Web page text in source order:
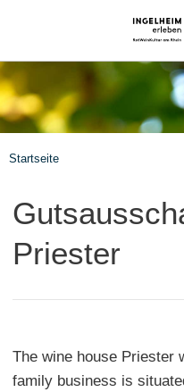
Startseite
Priester
The wine house Priester
family business is